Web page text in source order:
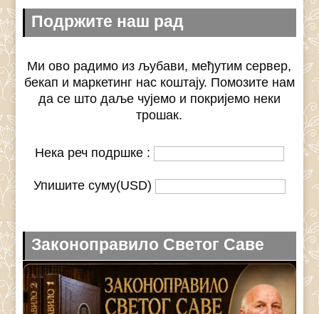
Подржите наш рад
Ми ово радимо из љубави, међутим сервер,
бекап и маркетинг нас коштају. Помозите нам
да се што даље чујемо и покријемо неки
трошак.
Нека реч подршке :
Упишите суму(USD)
Законоправило Светог Саве